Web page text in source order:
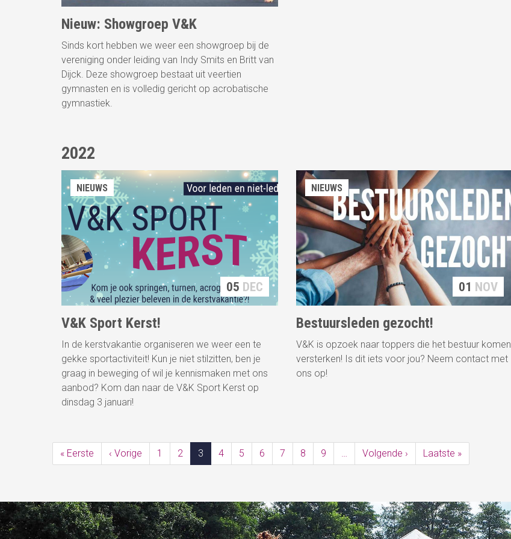
Nieuw: Showgroep V&K
Sinds kort hebben we weer een showgroep bij de
vereniging onder leiding van Indy Smits en Britt van
Dijck. Deze showgroep bestaat uit veertien
gymnasten en is volledig gericht op acrobatische
gymnastiek.
2022
05 DEC
NIEUWS
V&K Sport Kerst!
In de kerstvakantie organiseren we weer een te
gekke sportactiviteit! Kun je niet stilzitten, ben je
graag in beweging of wil je kennismaken met ons
aanbod? Kom dan naar de V&K Sport Kerst op
dinsdag 3 januari!
01 NOV
NIEUWS
Bestuursleden gezocht!
V&K is opzoek naar toppers die het bestuur komen
versterken! Is dit iets voor jou? Neem contact met
ons op!
« Eerste Eerste
pagina
‹ Vorige Vorige
pagina
1 2 3 4 5 6 7 8 9 … Volgende › Volgende
pagina
Laatste »
pagina